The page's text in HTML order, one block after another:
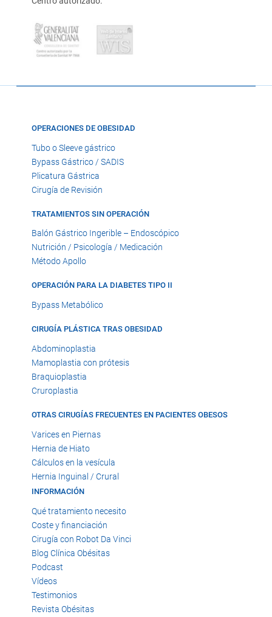
OPERACIONES DE OBESIDAD
Tubo o Sleeve gástrico
Bypass Gástrico / SADIS
Plicatura Gástrica
Cirugía de Revisión
TRATAMIENTOS SIN OPERACIÓN
Balón Gástrico Ingerible – Endoscópico
Nutrición / Psicología / Medicación
Método Apollo
OPERACIÓN PARA LA DIABETES TIPO II
Bypass Metabólico
CIRUGÍA PLÁSTICA TRAS OBESIDAD
Abdominoplastia
Mamoplastia con prótesis
Braquioplastia
Cruroplastia
OTRAS CIRUGÍAS FRECUENTES EN PACIENTES OBESOS
Varices en Piernas
Hernia de Hiato
Cálculos en la vesícula
Hernia Inguinal / Crural
INFORMACIÓN
Qué tratamiento necesito
Coste y financiación
Cirugía con Robot Da Vinci
Blog Clínica Obésitas
Podcast
Vídeos
Testimonios
Revista Obésitas